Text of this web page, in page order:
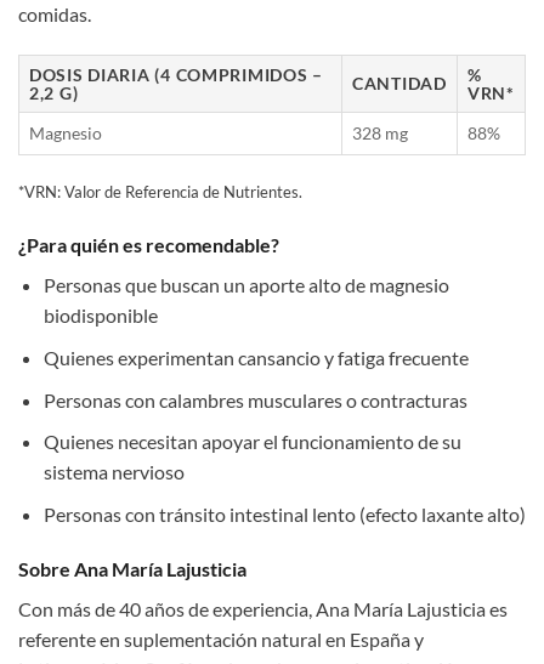
comidas.
DOSIS DIARIA (4 COMPRIMIDOS –
2,2 G)
CANTIDAD
%
VRN*
Magnesio
328 mg 88%
*VRN: Valor de Referencia de Nutrientes.
¿Para quién es recomendable?
Personas que buscan un aporte alto de magnesio
biodisponible
Quienes experimentan cansancio y fatiga frecuente
Personas con calambres musculares o contracturas
Quienes necesitan apoyar el funcionamiento de su
sistema nervioso
Personas con tránsito intestinal lento (efecto laxante alto)
Sobre Ana María Lajusticia
Con más de 40 años de experiencia, Ana María Lajusticia es
referente en suplementación natural en España y